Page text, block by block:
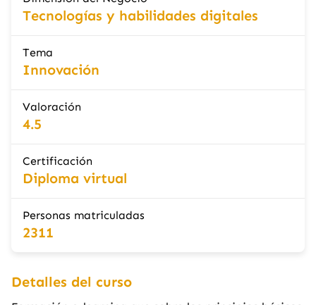
Tecnologías y habilidades digitales
Tema
Innovación
Valoración
4.5
Certificación
Diploma virtual
Personas matriculadas
2311
Detalles del curso